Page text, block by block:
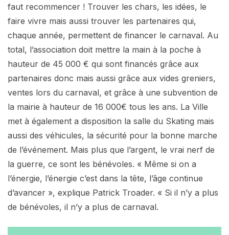
faut recommencer ! Trouver les chars, les idées, le
faire vivre mais aussi trouver les partenaires qui,
chaque année, permettent de financer le carnaval. Au
total, l’association doit mettre la main à la poche à
hauteur de 45 000 € qui sont financés grâce aux
partenaires donc mais aussi grâce aux vides greniers,
ventes lors du carnaval, et grâce à une subvention de
la mairie à hauteur de 16 000€ tous les ans. La Ville
met à également a disposition la salle du Skating mais
aussi des véhicules, la sécurité pour la bonne marche
de l’événement. Mais plus que l’argent, le vrai nerf de
la guerre, ce sont les bénévoles. « Même si on a
l’énergie, l’énergie c’est dans la tête, l’âge continue
d’avancer », explique Patrick Troader. « Si il n’y a plus
de bénévoles, il n’y a plus de carnaval.